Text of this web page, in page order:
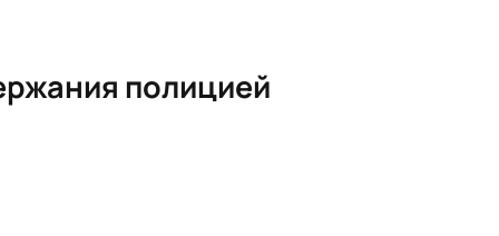
полицией